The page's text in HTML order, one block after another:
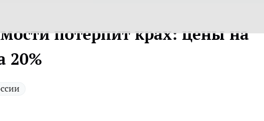
потерпит крах: цены на
20%